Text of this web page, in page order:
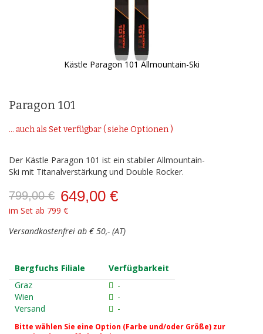
Kästle Paragon 101 Allmountain-Ski
der
Bildergalerie
springen
Paragon 101
... auch als Set verfügbar ( siehe Optionen )
Der Kästle Paragon 101 ist ein stabiler Allmountain-
Ski mit Titanalverstärkung und Double Rocker.
799,00 € 649,00 €
im Set ab 799 €
Versandkostenfrei ab € 50,- (AT)
Bergfuchs Filiale
Verfügbarkeit
Graz
-
Wien
-
Versand
-
Bitte wählen Sie eine Option (Farbe und/oder Größe) zur